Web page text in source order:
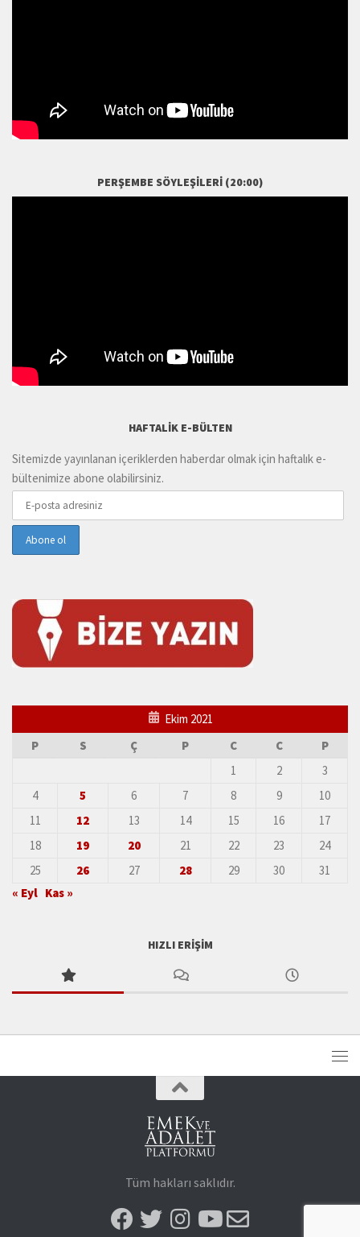
PERŞEMBE SÖYLEŞILERI (20:00)
HAFTALIK E-BÜLTEN
Sitemizde yayınlanan içeriklerden haberdar olmak için haftalık e-
bültenimize abone olabilirsiniz.
Ekim 2021
P
S Ç P C C
P
1
2
3
4
5 6 7 8 9
10
11
12 13 14 15 16
17
18
19 20 21 22 23
24
25
26 27 28 29 30
31
« Eyl Kas »
HIZLI ERIŞIM
Tüm hakları saklıdır.